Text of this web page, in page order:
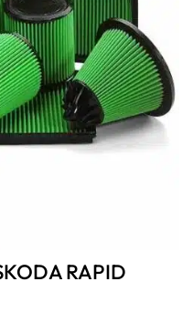
RAPID